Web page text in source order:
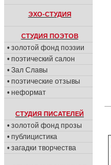
ЭХО-СТУДИЯ
СТУДИЯ ПОЭТОВ
• золотой фонд поэзии
• поэтический салон
• Зал Славы
• поэтические отзывы
• неформат
СТУДИЯ ПИСАТЕЛЕЙ
• золотой фонд прозы
• публицистика
• загадки творчества